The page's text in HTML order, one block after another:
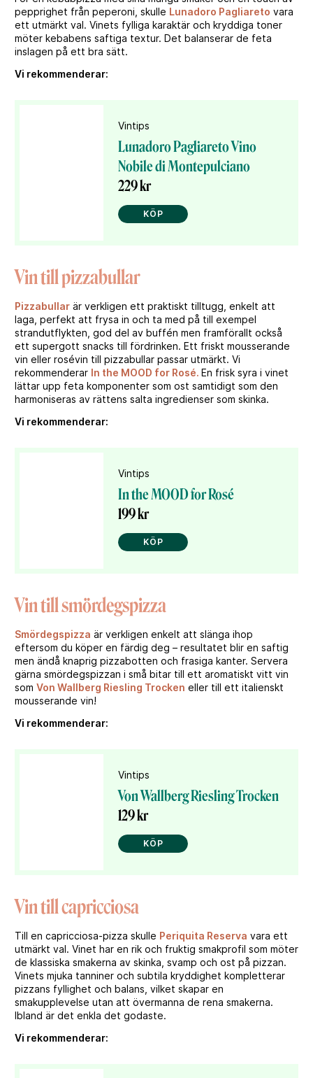
pepprighet från peperoni, skulle Lunadoro Pagliareto vara
ett utmärkt val. Vinets fylliga karaktär och kryddiga toner
möter kebabens saftiga textur. Det balanserar de feta
inslagen på ett bra sätt.
Vi rekommenderar:
Vintips
Lunadoro Pagliareto Vino
Nobile di Montepulciano
229 kr
KÖP
Vin till pizzabullar
Pizzabullar är verkligen ett praktiskt tilltugg, enkelt att
laga, perfekt att frysa in och ta med på till exempel
strandutflykten, god del av buffén men framförallt också
ett supergott snacks till fördrinken. Ett friskt mousserande
vin eller rosévin till pizzabullar passar utmärkt. Vi
rekommenderar In the MOOD for Rosé. En frisk syra i vinet
lättar upp feta komponenter som ost samtidigt som den
harmoniseras av rättens salta ingredienser som skinka.
Vi rekommenderar:
Vintips
In the MOOD for Rosé
199 kr
KÖP
Vin till smördegspizza
Smördegspizza är verkligen enkelt att slänga ihop
eftersom du köper en färdig deg – resultatet blir en saftig
men ändå knaprig pizzabotten och frasiga kanter. Servera
gärna smördegspizzan i små bitar till ett aromatiskt vitt vin
som Von Wallberg Riesling Trocken eller till ett italienskt
mousserande vin!
Vi rekommenderar:
Vintips
Von Wallberg Riesling Trocken
129 kr
KÖP
Vin till capricciosa
Till en capricciosa-pizza skulle Periquita Reserva vara ett
utmärkt val. Vinet har en rik och fruktig smakprofil som möter
de klassiska smakerna av skinka, svamp och ost på pizzan.
Vinets mjuka tanniner och subtila kryddighet kompletterar
pizzans fyllighet och balans, vilket skapar en
smakupplevelse utan att övermanna de rena smakerna.
Ibland är det enkla det godaste.
Vi rekommenderar: